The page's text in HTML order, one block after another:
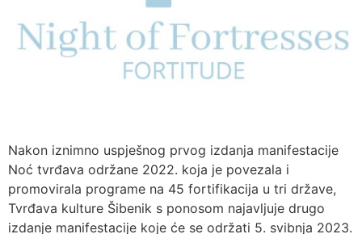
Nakon iznimno uspješnog prvog izdanja manifestacije
Noć tvrđava održane 2022. koja je povezala i
promovirala programe na 45 fortifikacija u tri države,
Tvrđava kulture Šibenik s ponosom najavljuje drugo
izdanje manifestacije koje će se održati 5. svibnja 2023.